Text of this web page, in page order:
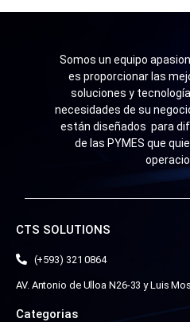
Somos un equipo
es proporcionar las
soluciones y
necesidades de su
están diseñados para
de las PYMES que
CTS SOLUTIONS
(+593) 321 0864
AV. Antonio de Ulloa N26-33 y Luis
Categorias